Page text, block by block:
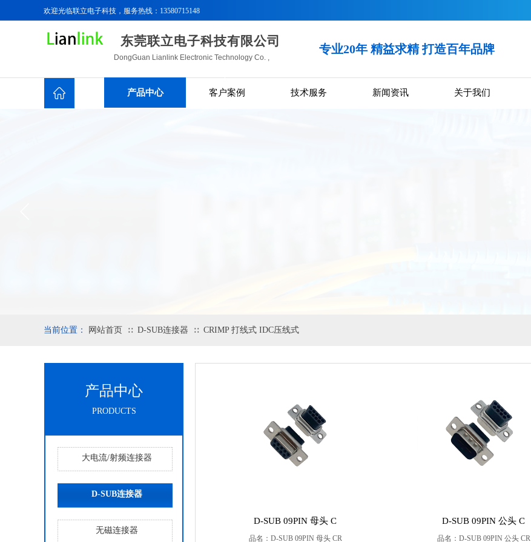
欢迎光临联立电子科技 ，服务热线：13580715148
东莞联立电子科技有限公司
DongGuan Lianlink Electronic Technology Co. ,
专业20年 精益求精 打造百年品牌
产品中心 客户案例 技术服务 新闻资讯 关于我们
网站首页 ∷ D-SUB连接器 ∷ CRIMP 打线式 IDC压线式
当前位置：
D-SUB 09PIN 母头 C
品名：D-SUB 09PIN 母头 CR
D-SUB 09PIN 公头 C
品名：D-SUB 09PIN 公头 CR
产品中心
PRODUCTS
大电流/射频连接器
D-SUB连接器
无磁连接器